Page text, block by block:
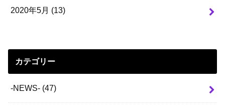
2020年5月 (13)
カテゴリー
-NEWS- (47)